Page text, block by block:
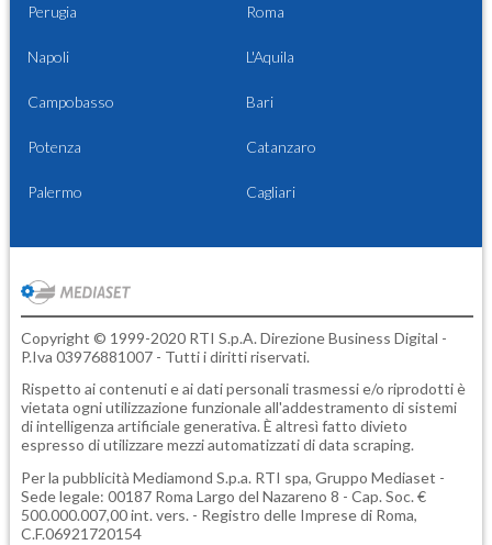
Perugia Roma
Napoli L'Aquila
Campobasso Bari
Potenza Catanzaro
Palermo Cagliari
Copyright © 1999-2020 RTI S.p.A. Direzione Business Digital -
P.Iva 03976881007 - Tutti i diritti riservati.
Rispetto ai contenuti e ai dati personali trasmessi e/o riprodotti è
vietata ogni utilizzazione funzionale all'addestramento di sistemi
di intelligenza artificiale generativa. È altresì fatto divieto
espresso di utilizzare mezzi automatizzati di data scraping.
Per la pubblicità Mediamond S.p.a. RTI spa, Gruppo Mediaset -
Sede legale: 00187 Roma Largo del Nazareno 8 - Cap. Soc. €
500.000.007,00 int. vers. - Registro delle Imprese di Roma,
C.F.06921720154